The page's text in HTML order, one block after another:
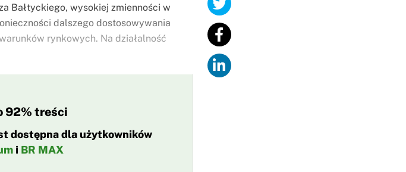
Bałtyckiego, wysokiej zmienności w
dalszego dostosowywania
rynkowych. Na działalność
92% treści
dostępna dla użytkowników
i BR MAX